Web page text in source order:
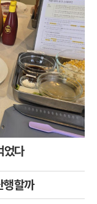
었다
행할까